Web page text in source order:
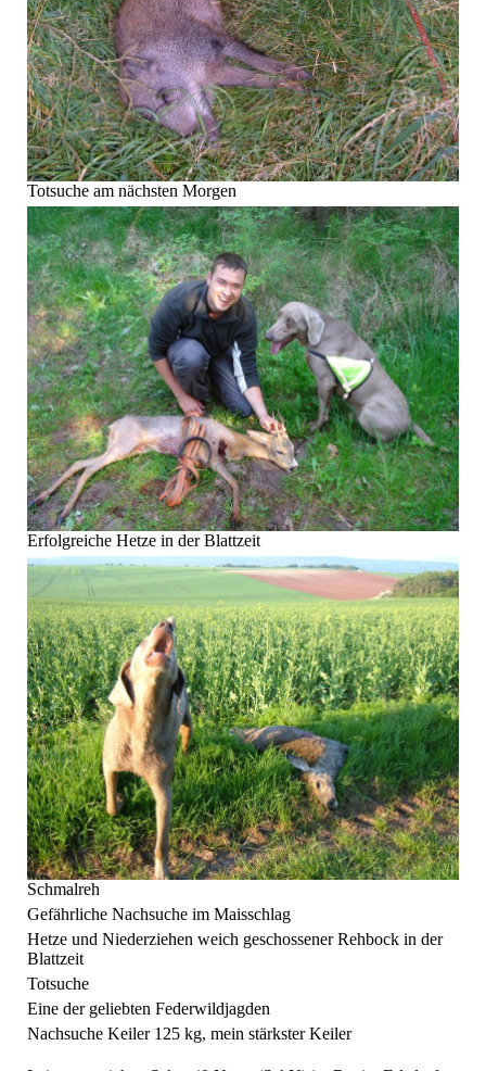
Totsuche am nächsten Morgen
Erfolgreiche Hetze in der Blattzeit
Schmalreh
Gefährliche Nachsuche im Maisschlag
Hetze und Niederziehen weich geschossener Rehbock in der
Blattzeit
Totsuche
Eine der geliebten Federwildjagden
Nachsuche Keiler 125 kg, mein stärkster Keiler